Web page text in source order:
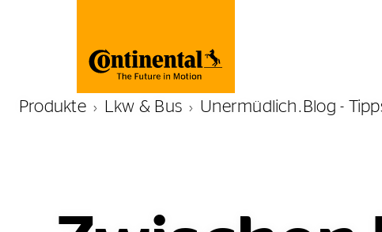
Produkte Lkw & Bus Unermüdlich.Blog -